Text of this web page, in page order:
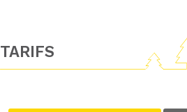
TARIFS